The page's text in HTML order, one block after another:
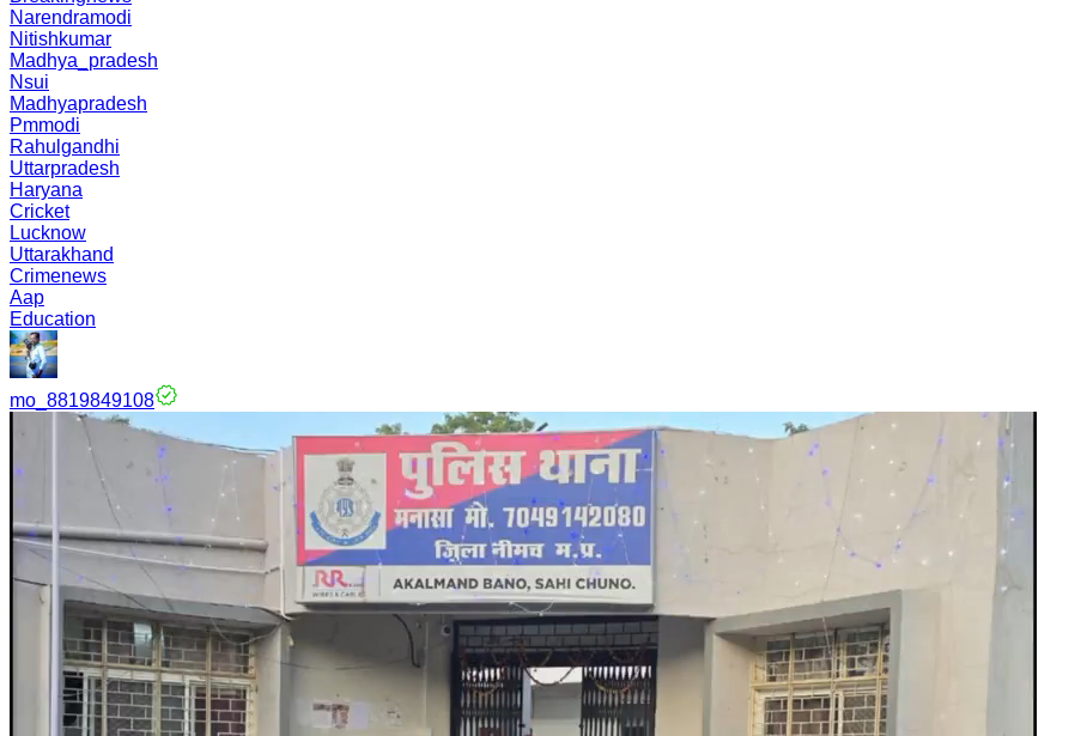
Narendramodi
Nitishkumar
Madhya_pradesh
Nsui
Madhyapradesh
Pmmodi
Rahulgandhi
Uttarpradesh
Haryana
Cricket
Lucknow
Uttarakhand
Crimenews
Aap
Education
mo_8819849108